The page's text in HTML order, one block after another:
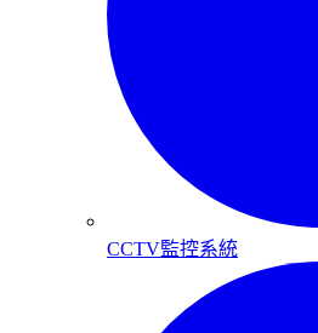
CCTV監控系統